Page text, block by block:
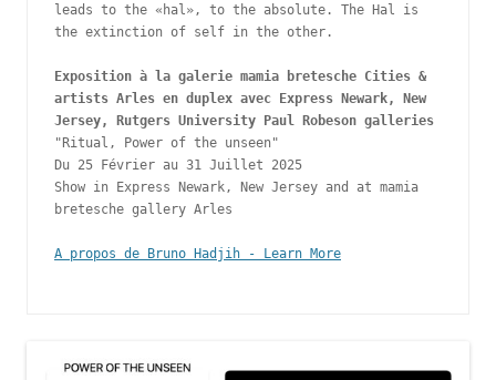
leads to the «hal», to the absolute. The Hal is
the extinction of self in the other.
Exposition à la galerie mamia bretesche Cities &
artists Arles en duplex avec Express Newark, New
Jersey, Rutgers University Paul Robeson galleries
"Ritual, Power of the unseen"
Du 25 Février au 31 Juillet 2025
Show in Express Newark, New Jersey and at mamia
bretesche gallery Arles
A propos de Bruno Hadjih - Learn More